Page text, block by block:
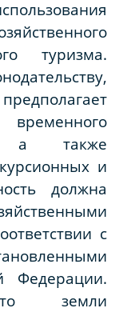
туризма.
временного
а также
и
должна
с
Федерации.
земли